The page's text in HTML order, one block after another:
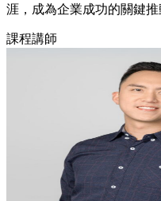
涯，成為企業成功的關鍵推
課程講師